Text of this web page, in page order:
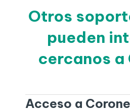
Otros
pueden
cercanos a
Acceso a